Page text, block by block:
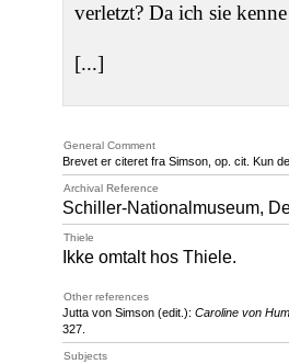
verletzt? Da ich sie
[...]
General Comment
Brevet er citeret fra Simson, op. cit. Kun
Archival Reference
Schiller-Nationalmuseum,
Thiele
Ikke omtalt hos Thiele.
Other references
Jutta von Simson (edit.): Caroline von
327.
Subjects